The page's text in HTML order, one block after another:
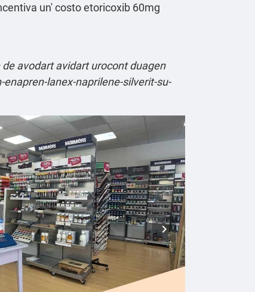
un' costo etoricoxib 60mg
de avodart avidart urocont duagen
lanex-naprilene-silverit-su-